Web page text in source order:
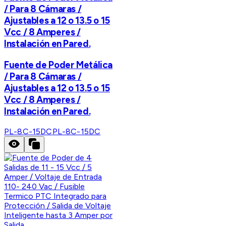
/ Para 8 Cámaras /
Ajustables a 12 o 13.5 o 15
Vcc / 8 Amperes /
Instalación en Pared.
Fuente de Poder Metálica
/ Para 8 Cámaras /
Ajustables a 12 o 13.5 o 15
Vcc / 8 Amperes /
Instalación en Pared.
PL-8C-15DCPL-8C-15DC